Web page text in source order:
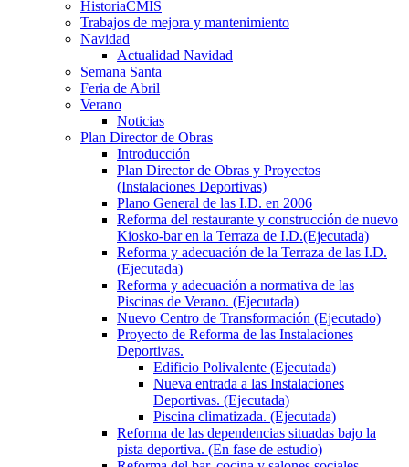
HistoriaCMIS
Trabajos de mejora y mantenimiento
Navidad
Actualidad Navidad
Semana Santa
Feria de Abril
Verano
Noticias
Plan Director de Obras
Introducción
Plan Director de Obras y Proyectos
(Instalaciones Deportivas)
Plano General de las I.D. en 2006
Reforma del restaurante y construcción de nuevo
Kiosko-bar en la Terraza de I.D.(Ejecutada)
Reforma y adecuación de la Terraza de las I.D.
(Ejecutada)
Reforma y adecuación a normativa de las
Piscinas de Verano. (Ejecutada)
Nuevo Centro de Transformación (Ejecutado)
Proyecto de Reforma de las Instalaciones
Deportivas.
Edificio Polivalente (Ejecutada)
Nueva entrada a las Instalaciones
Deportivas. (Ejecutada)
Piscina climatizada. (Ejecutada)
Reforma de las dependencias situadas bajo la
pista deportiva. (En fase de estudio)